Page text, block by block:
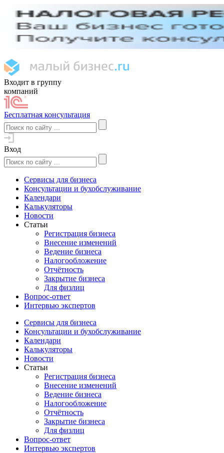
Входит в группу
компаний
Бесплатная консультация
Вход
Сервисы для бизнеса
Консультации и бухобслуживание
Календари
Калькуляторы
Новости
Статьи
Регистрация бизнеса
Внесение изменений
Ведение бизнеса
Налогообложение
Отчётность
Закрытие бизнеса
Для физлиц
Вопрос-ответ
Интервью экспертов
Сервисы для бизнеса
Консультации и бухобслуживание
Календари
Калькуляторы
Новости
Статьи
Регистрация бизнеса
Внесение изменений
Ведение бизнеса
Налогообложение
Отчётность
Закрытие бизнеса
Для физлиц
Вопрос-ответ
Интервью экспертов